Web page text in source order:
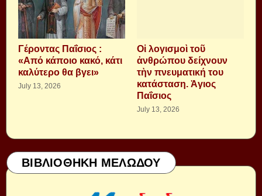
Γέροντας Παΐσιος :
«Από κάποιο κακό, κάτι
καλύτερο θα βγει»
July 13, 2026
Οἱ λογισμοὶ τοῦ
ἀνθρώπου δείχνουν
τὴν πνευματική του
κατάσταση. Ἁγιος
Παΐσιος
July 13, 2026
ΒΙΒΛΙΟΘΗΚΗ ΜΕΛΩΔΟΥ